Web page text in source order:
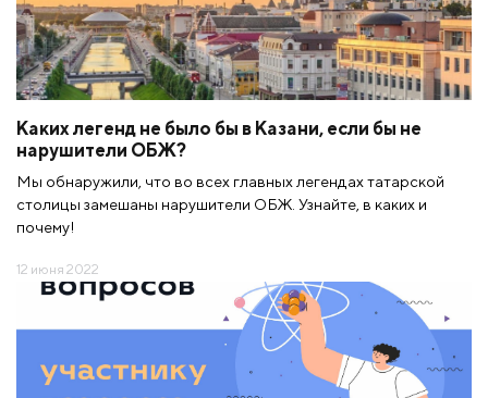
Каких легенд не было бы в Казани, если бы не
нарушители ОБЖ?
Мы обнаружили, что во всех главных легендах татарской
столицы замешаны нарушители ОБЖ. Узнайте, в каких и
почему!
12 июня 2022